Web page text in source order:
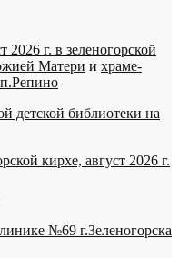
2026 г. в зеленогорской
Матери и храме-
детской библиотеки на
кирхе, август 2026 г.
№69 г.Зеленогорска